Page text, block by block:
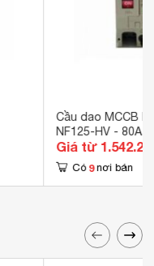
Cầu dao MCCB
NF125-HV - 80A
Giá từ
Có 9 nơi bán